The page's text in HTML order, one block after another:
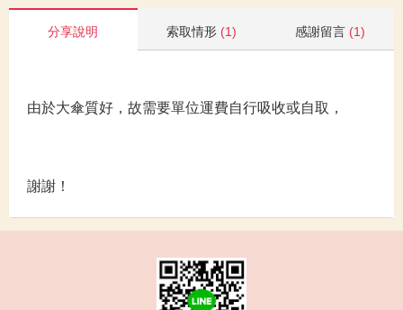
分享說明 索取情形 (1) 感謝留言 (1)
由於大傘質好，故需要單位運費自行吸收或自取，
謝謝！